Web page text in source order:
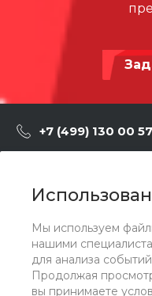
Мы используем
нашими
для анализа
Продолжая
вы принимаете
+7 (499) 130 00 57
г. Москва,
О компании
Каталог